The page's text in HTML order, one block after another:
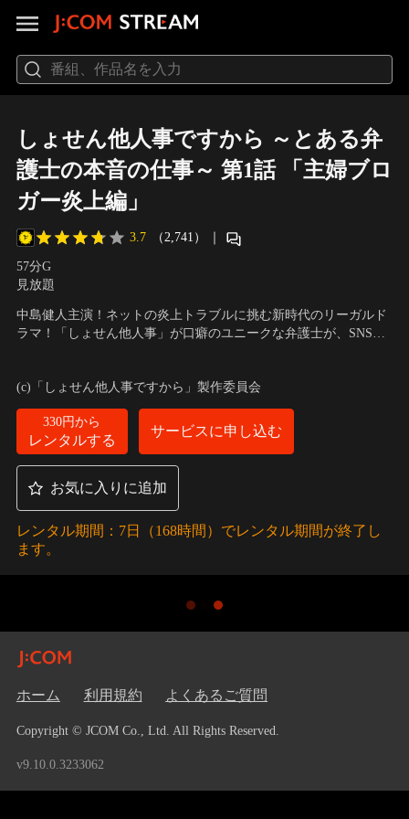
しょせん他人事ですから ～とある弁
護士の本音の仕事～ 第1話 「主婦ブロ
ガー炎上編」
3.7 （2,741） ｜
57分G
見放題
中島健人主演！ネットの炎上トラブルに挑む新時代のリーガルド
ラマ！「しょせん他人事」が口癖のユニークな弁護士が、SNSの
(c)「しょせん他人事ですから」製作委員会
330円から
レンタルする
サービスに申し込む
お気に入りに追加
レンタル期間：7日（168時間）でレンタル期間が終了し
ます。
ホーム 利用規約 よくあるご質問
Copyright © JCOM Co., Ltd. All Rights Reserved.
v9.10.0.3233062